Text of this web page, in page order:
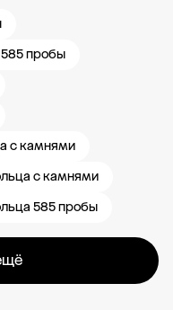
пробы
с камнями
с камнями
585 пробы